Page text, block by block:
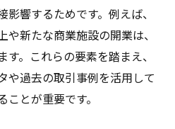
えたい平屋の魅力と査定
宅と不動産査定の着眼点
件を賢く見つける方法
査定最新情報の活用術
響するためです。例えば、
新たな商業施設の開業は、
。これらの要素を踏まえ、
や過去の取引事例を活用して
とが重要です。